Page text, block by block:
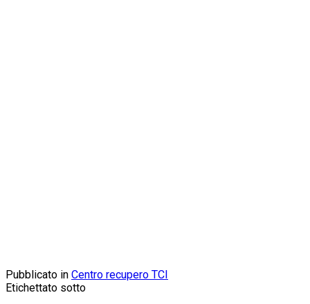
Pubblicato in Centro recupero TCI
Etichettato sotto